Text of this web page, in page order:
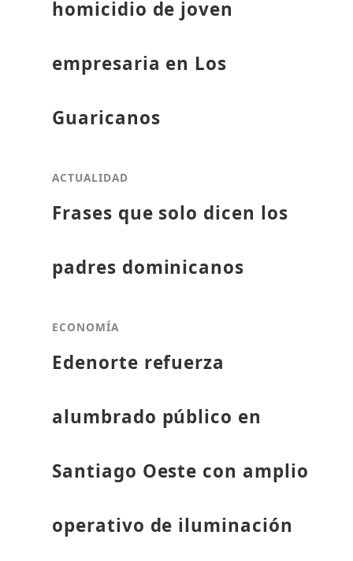
homicidio de joven
empresaria en Los
Guaricanos
ACTUALIDAD
Frases que solo dicen los
padres dominicanos
ECONOMÍA
Edenorte refuerza
alumbrado público en
Santiago Oeste con amplio
operativo de iluminación